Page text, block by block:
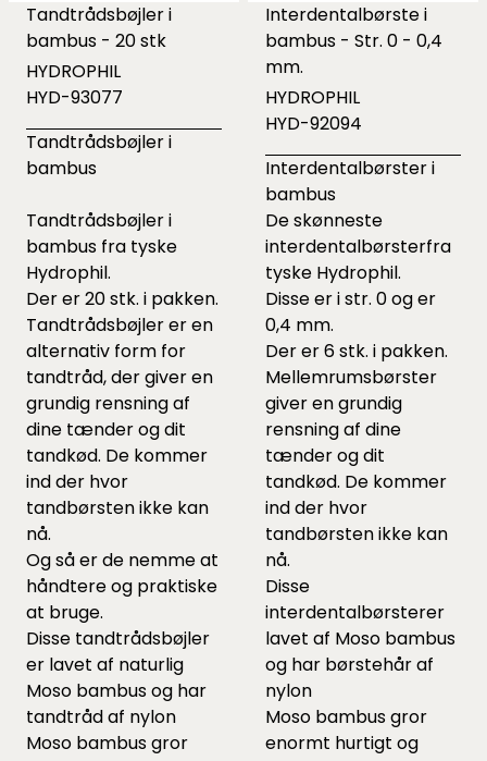
Tandtrådsbøjler i
bambus - 20 stk
HYDROPHIL
HYD-93077
Tandtrådsbøjler i
bambus
Tandtrådsbøjler i
bambus fra tyske
Hydrophil.
Der er 20 stk. i pakken.
Tandtrådsbøjler er en
alternativ form for
tandtråd, der giver en
grundig rensning af
dine tænder og dit
tandkød. De kommer
ind der hvor
tandbørsten ikke kan
nå.
Og så er de nemme at
håndtere og praktiske
at bruge.
Disse tandtrådsbøjler
er lavet af naturlig
Moso bambus og har
tandtråd af nylon
Moso bambus gror
Interdentalbørste i
bambus - Str. 0 - 0,4
mm.
HYDROPHIL
HYD-92094
Interdentalbørster i
bambus
De skønneste
interdentalbørsterfra
tyske Hydrophil.
Disse er i str. 0 og er
0,4 mm.
Der er 6 stk. i pakken.
Mellemrumsbørster
giver en grundig
rensning af dine
tænder og dit
tandkød. De kommer
ind der hvor
tandbørsten ikke kan
nå.
Disse
interdentalbørsterer
lavet af Moso bambus
og har børstehår af
nylon
Moso bambus gror
enormt hurtigt og